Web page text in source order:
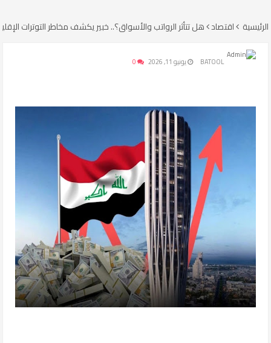
الرئيسية اقتصاد هل تتأثر الرواتب والأسواق؟.. خبير يكشف مخاطر التوترات
BATOOL يونيو 11, 2026